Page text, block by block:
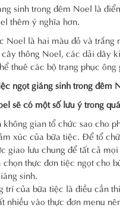
sinh trong đêm Noel là
thêm ý nghĩa hơn.
Noel là hai màu đỏ và
thông Noel, các dải dây
thuê các bộ trang phục
ngọt giáng sinh trong đêm
sẽ có một số lưu ý trong
gian tổ chức sao cho
xúc của bữa tiệc. Để tổ
giao lưu chung để tất cả
thực đơn tiệc ngọt cho
sinh.
trí của bữa tiệc là điều cần
nhiều vào thực đơn menu